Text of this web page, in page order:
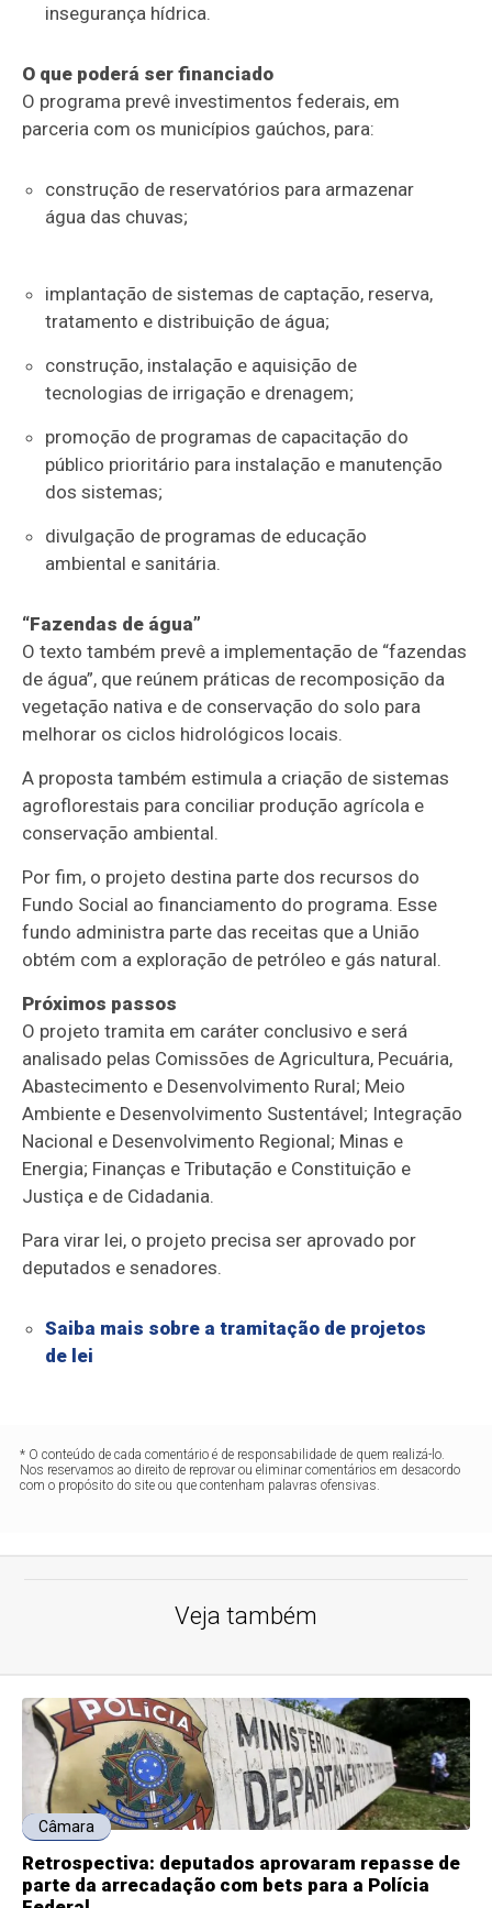
insegurança hídrica.
O que poderá ser financiado
O programa prevê investimentos federais, em
parceria com os municípios gaúchos, para:
construção de reservatórios para armazenar
água das chuvas;
implantação de sistemas de captação, reserva,
tratamento e distribuição de água;
construção, instalação e aquisição de
tecnologias de irrigação e drenagem;
promoção de programas de capacitação do
público prioritário para instalação e manutenção
dos sistemas;
divulgação de programas de educação
ambiental e sanitária.
“Fazendas de água”
O texto também prevê a implementação de “fazendas
de água”, que reúnem práticas de recomposição da
vegetação nativa e de conservação do solo para
melhorar os ciclos hidrológicos locais.
A proposta também estimula a criação de sistemas
agroflorestais para conciliar produção agrícola e
conservação ambiental.
Por fim, o projeto destina parte dos recursos do
Fundo Social ao financiamento do programa. Esse
fundo administra parte das receitas que a União
obtém com a exploração de petróleo e gás natural.
Próximos passos
O projeto tramita em caráter conclusivo e será
analisado pelas Comissões de Agricultura, Pecuária,
Abastecimento e Desenvolvimento Rural; Meio
Ambiente e Desenvolvimento Sustentável; Integração
Nacional e Desenvolvimento Regional; Minas e
Energia; Finanças e Tributação e Constituição e
Justiça e de Cidadania.
Para virar lei, o projeto precisa ser aprovado por
deputados e senadores.
Saiba mais sobre a tramitação de projetos
de lei
* O conteúdo de cada comentário é de responsabilidade de quem realizá-lo.
Nos reservamos ao direito de reprovar ou eliminar comentários em desacordo
com o propósito do site ou que contenham palavras ofensivas.
Veja também
Câmara
Retrospectiva: deputados aprovaram repasse de
parte da arrecadação com bets para a Polícia